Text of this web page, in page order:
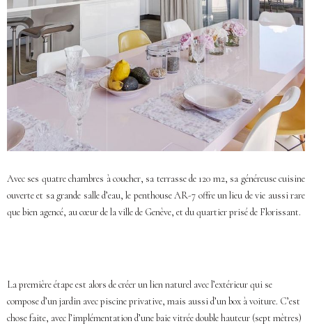
Avec ses quatre chambres à coucher, sa terrasse de 120 m2, sa généreuse cuisine
ouverte et sa grande salle d’eau, le penthouse AR-7 offre un lieu de vie aussi rare
que bien agencé, au cœur de la ville de Genève, et du quartier prisé de Florissant.
La première étape est alors de créer un lien naturel avec l’extérieur qui se
compose d’un jardin avec piscine privative, mais aussi d’un box à voiture. C’est
chose faite, avec l’implémentation d’une baie vitrée double hauteur (sept mètres)